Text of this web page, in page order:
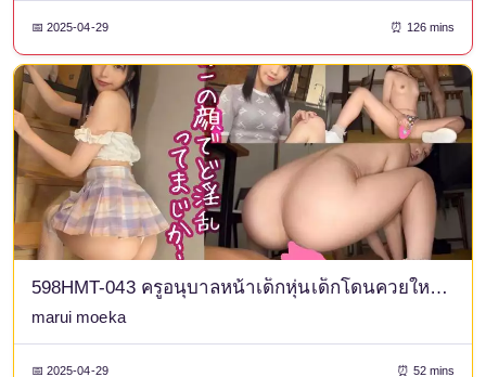
📅 2025-04-29 ⏰ 126 mins
598HMT-043 ครูอนุบาลหน้าเด็กหุ่นเด็กโดนควยใหญ่ยัดแรงๆ! ] เซสชั่นเซ็กส์แบบ POV ที่แสนหวานและน่ารักกับสาวสุดเซ็กซี่ที่ดูไร้เดียงสามาก ซึ่งถึงจุดสุดยอดซ้ำแล้วซ้ำเล่าด้วยการสัมผัสตัวเองในจุดที่น่ารื่นรมย์! [คุณครูอนุบาล/หน้าเด็กและหุ่นเหมือนเด็ก]
marui moeka
📅 2025-04-29 ⏰ 52 mins